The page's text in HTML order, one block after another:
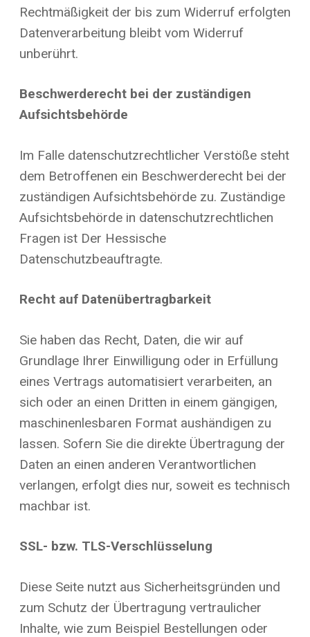
Rechtmäßigkeit der bis zum Widerruf erfolgten
Datenverarbeitung bleibt vom Widerruf
unberührt.
Beschwerderecht bei der zuständigen
Aufsichtsbehörde
Im Falle datenschutzrechtlicher Verstöße steht
dem Betroffenen ein Beschwerderecht bei der
zuständigen Aufsichtsbehörde zu. Zuständige
Aufsichtsbehörde in datenschutzrechtlichen
Fragen ist Der Hessische
Datenschutzbeauftragte.
Recht auf Datenübertragbarkeit
Sie haben das Recht, Daten, die wir auf
Grundlage Ihrer Einwilligung oder in Erfüllung
eines Vertrags automatisiert verarbeiten, an
sich oder an einen Dritten in einem gängigen,
maschinenlesbaren Format aushändigen zu
lassen. Sofern Sie die direkte Übertragung der
Daten an einen anderen Verantwortlichen
verlangen, erfolgt dies nur, soweit es technisch
machbar ist.
SSL- bzw. TLS-Verschlüsselung
Diese Seite nutzt aus Sicherheitsgründen und
zum Schutz der Übertragung vertraulicher
Inhalte, wie zum Beispiel Bestellungen oder